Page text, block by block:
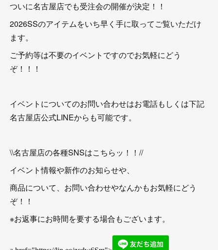
ついに名古屋店でも受注会の開催が決定！！
2026SSのアイテムをいち早く手に取ってご覧いただけ
ます。
ご予約等は不要のイベントですのでお気軽にどう
ぞ！！！
イベントについてのお問い合わせはお電話もしくは下記
名古屋店公式LINEからも可能です。
\\名古屋店の各種SNSはこちらッ！！//
イベント情報や新作のお知らせや、
商品について、お問い合わせやなんかもお気軽にどう
ぞ！！
※お返事にお時間を要する場合もございます。